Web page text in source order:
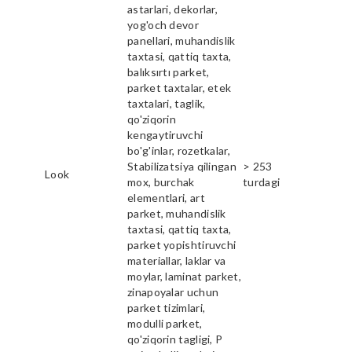
Look
astarlari, dekorlar,
yog'och devor
panellari, muhandislik
taxtasi, qattiq taxta,
balıksırtı parket,
parket taxtalar, etek
taxtalari, taglik,
qo'ziqorin
kengaytiruvchi
bo'g'inlar, rozetkalar,
Stabilizatsiya qilingan
mox, burchak
elementlari, art
parket, muhandislik
taxtasi, qattiq taxta,
parket yopishtiruvchi
materiallar, laklar va
moylar, laminat parket,
zinapoyalar uchun
parket tizimlari,
modulli parket,
qo'ziqorin tagligi, P
> 253
turdagi